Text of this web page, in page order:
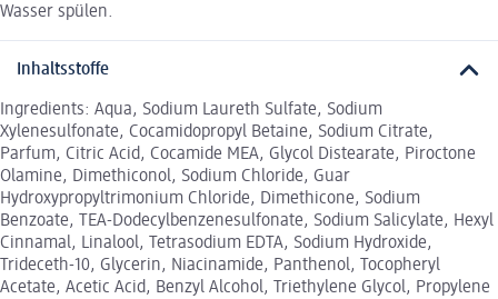
Wasser spülen.
Inhaltsstoffe
Ingredients: Aqua, Sodium Laureth Sulfate, Sodium
Xylenesulfonate, Cocamidopropyl Betaine, Sodium Citrate,
Parfum, Citric Acid, Cocamide MEA, Glycol Distearate, Piroctone
Olamine, Dimethiconol, Sodium Chloride, Guar
Hydroxypropyltrimonium Chloride, Dimethicone, Sodium
Benzoate, TEA-Dodecylbenzenesulfonate, Sodium Salicylate, Hexyl
Cinnamal, Linalool, Tetrasodium EDTA, Sodium Hydroxide,
Trideceth-10, Glycerin, Niacinamide, Panthenol, Tocopheryl
Acetate, Acetic Acid, Benzyl Alcohol, Triethylene Glycol, Propylene